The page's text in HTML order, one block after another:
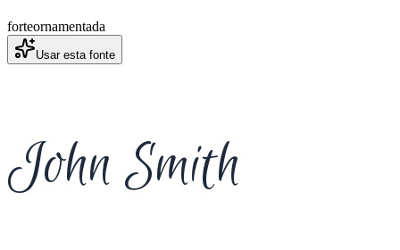
forteornamentada
Usar esta fonte
John Smith